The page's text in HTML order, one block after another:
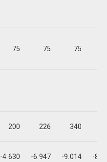
75 75 75
200 226 340
-4.630 -6.947 -9.014 -